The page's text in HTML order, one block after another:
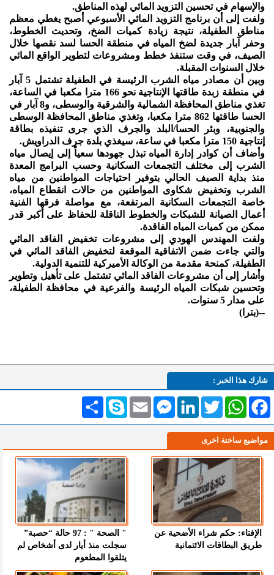
والإسهام في تحسين التزويد المائي لهذه المناطق.
ولفت إلى أن برنامج التزويد المائي الأسبوعي أصبح يغطي معظم
مناطق الطفيلة، نتيجة زيادة كميات الضخ، وتحديث الخطوط،
وحفر آبار جديدة لضخ المياه في منطقة الحسا لسد نقصها خلال
الصيف، في وقت ستنفذ خطط ومشروعات لتطوير الواقع المائي
خلال السنوات المقبلة.
وبين أن مصادر مياه الشرب الرئيسة في الطفيلة تشتمل 5 آبار
في منطقة زبدة طاقتها الإنتاجية نحو 166 مترا مكعبا في الساعة،
تغذي مناطق المحافظة الشمالية والشرقية والوسطى، و8 آبار في
الحسا طاقتها 862 مترا مكعبا، وتغذي مناطق المحافظة الوسطى
والجنوبية، وبئر الحسا/البلد والجرف الذي جرى تنفيذه بطاقة
إنتاجية 150 مترا مكعبا في ساعة، سيغذي بلدة جرف الدراويش.
وأضاف أن كوادر إدارة المياه تبذل جهودها سعياً إلى إيصال مياه
الشرب إلى مختلف التجمعات السكانية وحسب البرامج المعدة
منذ بداية الصيف الحالي بتوفير احتياجات المواطنين من مياه
الشرب وتخفيض شكاوى المواطنين من حالات انقطاع المياه،
خاصة التجمعات السكانية المرتفعة، مع مواصلة فرقها الفنية
أعمال الصيانة للشبكات والخطوط الناقلة للحفاظ على أكبر قدر
ممكن من كميات المياه الفاقدة.
ولفت المهندس الهودي إلى مشروعات تخفيض الفاقد المائي
والتي جاءت ضمن الاتفاقية الموقعة لتخفيض الفاقد المائي في
الطفيلة، كمنحة مقدمة من الوكالة الأميركية للتنمية الدولية.
وأشار إلى أن مشروعات الفاقد المائي تشتمل على تأهيل وتطوير
وتحسين شبكات المياه الرئيسة والفرعية في محافظة الطفيلة،
على مدار 5 سنوات.
--(بترا)
شارك هذا الخبر :
انشر Skype Email
MessengerLinkedInTwitterWhatsAppFacebook
مواضيع ساخنة اخرى
الإفتاء: حكم شراء الأضحية عن
طريق البطاقات الائتمانية
" الصحة " : 97 حالة “حصبة”
سجلت منذ أيار لدى أشخاص لم
يتلقوا المطعوم